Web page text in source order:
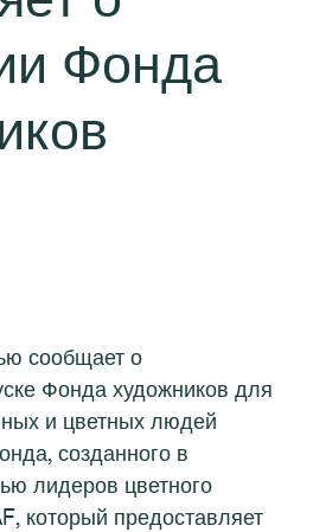
Фонда
сообщает о
Фонда художников для
и цветных людей
созданного в
лидеров цветного
который предоставляет